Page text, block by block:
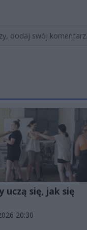
dodaj swój komentarz.
uczą się, jak się
artykułu:
20:30